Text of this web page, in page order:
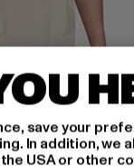
save your
In addition, we
USA or other